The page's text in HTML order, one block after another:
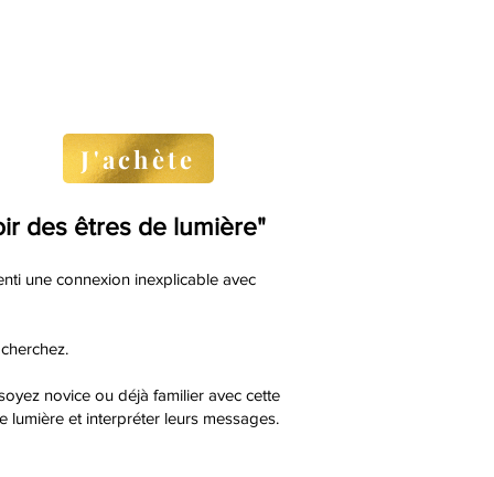
J'achète
des êtres de lumière"
une connexion inexplicable avec
novice ou déjà familier avec cette
et interpréter leurs messages.